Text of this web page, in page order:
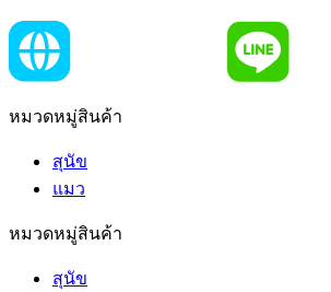
หมวดหมู่สินค้า
สุนัข
แมว
หมวดหมู่สินค้า
สุนัข